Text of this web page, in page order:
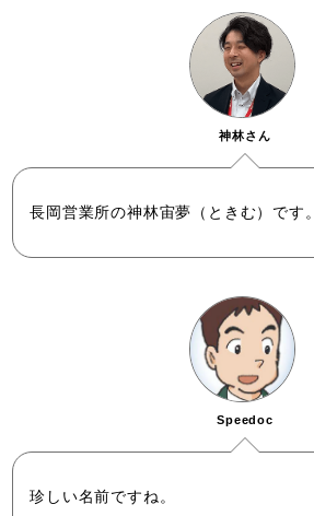
長岡営業所の神林宙夢（ときむ） です。
神林さん
Speedoc
珍しい名前ですね。